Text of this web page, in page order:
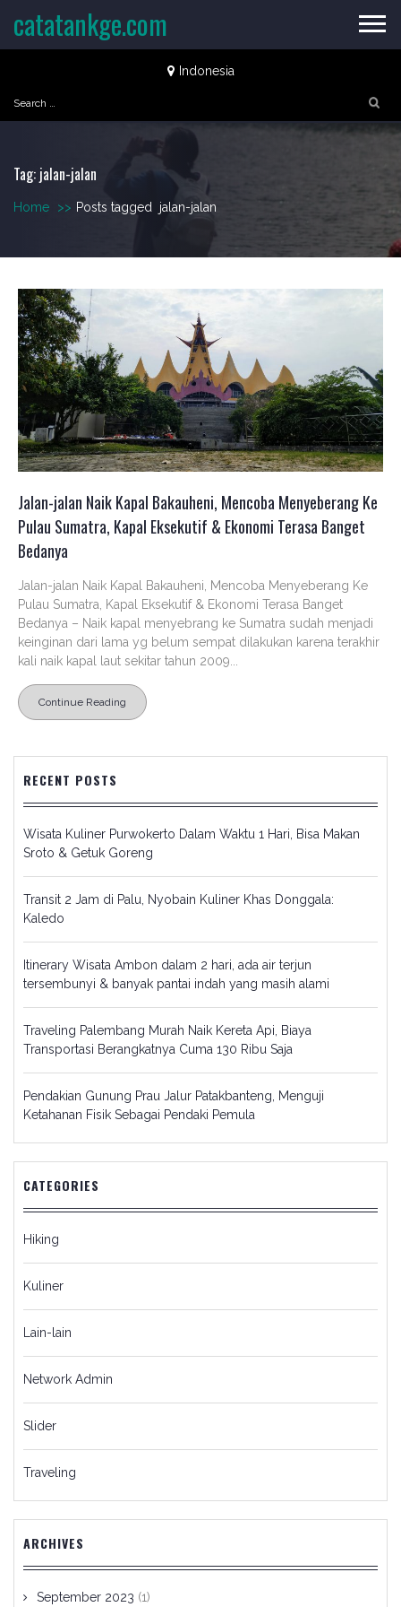
Indonesia
Search
for:
catatankge.com
Tag: jalan-jalan
Home >> Posts tagged jalan-jalan
Jalan-jalan Naik Kapal Bakauheni, Mencoba Menyeberang Ke
Pulau Sumatra, Kapal Eksekutif & Ekonomi Terasa Banget
Bedanya
Jalan-jalan Naik Kapal Bakauheni, Mencoba Menyeberang Ke
Pulau Sumatra, Kapal Eksekutif & Ekonomi Terasa Banget
Bedanya – Naik kapal menyebrang ke Sumatra sudah menjadi
keinginan dari lama yg belum sempat dilakukan karena terakhir
kali naik kapal laut sekitar tahun 2009...
Continue Reading
RECENT POSTS
Wisata Kuliner Purwokerto Dalam Waktu 1 Hari, Bisa Makan
Sroto & Getuk Goreng
Transit 2 Jam di Palu, Nyobain Kuliner Khas Donggala:
Kaledo
Itinerary Wisata Ambon dalam 2 hari, ada air terjun
tersembunyi & banyak pantai indah yang masih alami
Traveling Palembang Murah Naik Kereta Api, Biaya
Transportasi Berangkatnya Cuma 130 Ribu Saja
Pendakian Gunung Prau Jalur Patakbanteng, Menguji
Ketahanan Fisik Sebagai Pendaki Pemula
CATEGORIES
Hiking
Kuliner
Lain-lain
Network Admin
Slider
Traveling
ARCHIVES
September 2023 (1)